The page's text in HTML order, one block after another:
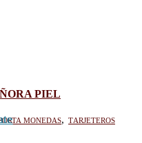
PIEL
monedas, Tarjeteros